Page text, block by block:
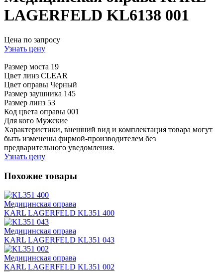
LAGERFELD KL6138 001
Цена по запросу
Узнать цену
Размер моста 19
Цвет линз CLEAR
Цвет оправы Черный
Размер заушника 145
Размер линз 53
Код цвета оправы 001
Для кого Мужские
Характеристики, внешний вид и комплектация товара могут
быть изменены фирмой-производителем без
предварительного уведомления.
Узнать цену
Похожие товары
Медицинская оправа
KARL LAGERFELD KL351 400
Медицинская оправа
KARL LAGERFELD KL351 043
Медицинская оправа
KARL LAGERFELD KL351 002